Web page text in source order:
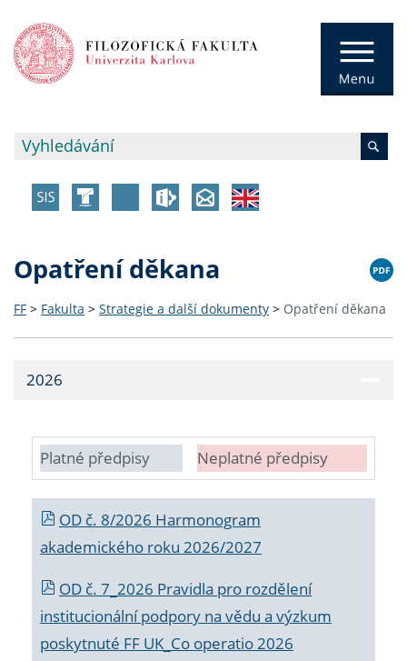
Opatření děkana
FF > Fakulta > Strategie a další dokumenty > Opatření děkana
2026
Platné předpisy Neplatné předpisy
OD č. 8/2026 Harmonogram
akademického roku 2026/2027
OD č. 7_2026 Pravidla pro rozdělení
institucionální podpory na vědu a výzkum
poskytnuté FF UK_Co operatio 2026